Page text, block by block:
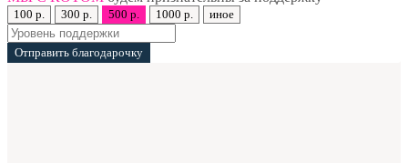
100 р. 300 р. 500 р. 1000 р. иное
Отправить благодарочку